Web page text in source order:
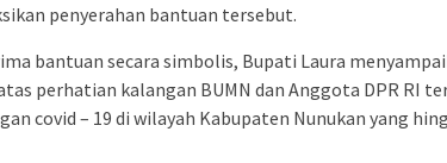
penyerahan bantuan tersebut.
bantuan secara simbolis, Bupati Laura
perhatian kalangan BUMN dan Anggota DPR RI
covid – 19 di wilayah Kabupaten Nunukan yang